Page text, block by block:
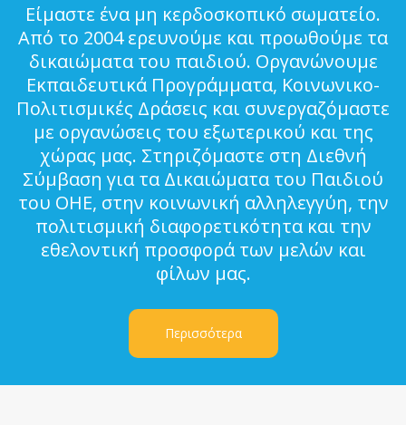
Είμαστε ένα μη κερδοσκοπικό σωματείο.
Από το 2004 ερευνούμε και προωθούμε τα
δικαιώματα του παιδιού. Οργανώνουμε
Εκπαιδευτικά Προγράμματα, Κοινωνικο-
Πολιτισμικές Δράσεις και συνεργαζόμαστε
με οργανώσεις του εξωτερικού και της
χώρας μας. Στηριζόμαστε στη Διεθνή
Σύμβαση για τα Δικαιώματα του Παιδιού
του ΟΗΕ, στην κοινωνική αλληλεγγύη, την
πολιτισμική διαφορετικότητα και την
εθελοντική προσφορά των μελών και
φίλων μας.
Περισσότερα